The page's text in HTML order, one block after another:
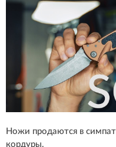
Ножи продаются в
кордуры.